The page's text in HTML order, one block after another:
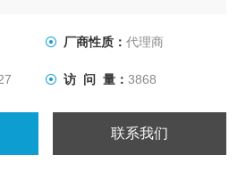
培养箱中进行长期细胞培养。由于
厂商性质： 代理商
访 问 量： 3868
联系我们